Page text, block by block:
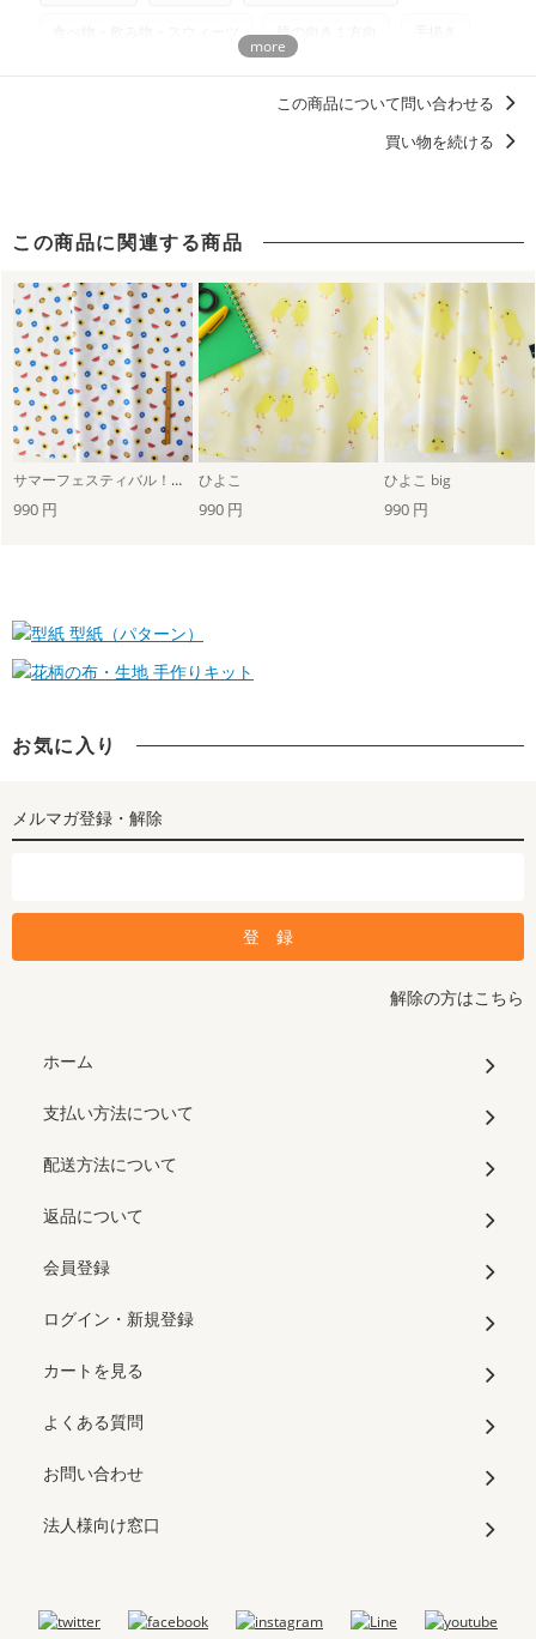
商用利用についての詳細はこちら柄の向き１方向
この商品について問い合わせる
買い物を続ける
この商品に関連する商品
サマーフェスティバル！（mini） ひよこ ひよこ big
990 円 990 円 990 円
型紙（パターン）
手作りキット
お気に入り
メルマガ登録・解除
解除の方はこちら
ホーム
支払い方法について
配送方法について
返品について
会員登録
ログイン・新規登録
カートを見る
よくある質問
お問い合わせ
法人様向け窓口